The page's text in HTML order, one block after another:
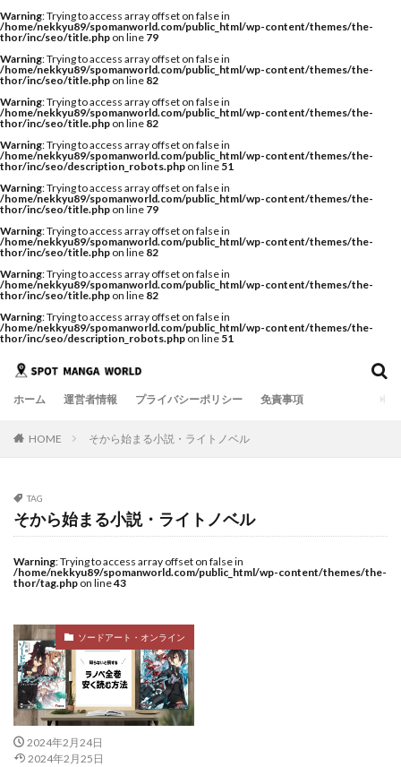
Warning: Trying to access array offset on false in
/home/nekkyu89/spomanworld.com/public_html/wp-content/themes/the-
thor/inc/seo/title.php on line 79
Warning: Trying to access array offset on false in
/home/nekkyu89/spomanworld.com/public_html/wp-content/themes/the-
thor/inc/seo/title.php on line 82
Warning: Trying to access array offset on false in
/home/nekkyu89/spomanworld.com/public_html/wp-content/themes/the-
thor/inc/seo/title.php on line 82
Warning: Trying to access array offset on false in
/home/nekkyu89/spomanworld.com/public_html/wp-content/themes/the-
thor/inc/seo/description_robots.php on line 51
Warning: Trying to access array offset on false in
/home/nekkyu89/spomanworld.com/public_html/wp-content/themes/the-
thor/inc/seo/title.php on line 79
Warning: Trying to access array offset on false in
/home/nekkyu89/spomanworld.com/public_html/wp-content/themes/the-
thor/inc/seo/title.php on line 82
Warning: Trying to access array offset on false in
/home/nekkyu89/spomanworld.com/public_html/wp-content/themes/the-
thor/inc/seo/title.php on line 82
Warning: Trying to access array offset on false in
/home/nekkyu89/spomanworld.com/public_html/wp-content/themes/the-
thor/inc/seo/description_robots.php on line 51
ホーム 運営者情報 プライバシーポリシー 免責事項
HOME そから始まる小説・ライトノベル
TAG
そから始まる小説・ライトノベル
Warning: Trying to access array offset on false in
/home/nekkyu89/spomanworld.com/public_html/wp-content/themes/the-
thor/tag.php on line43
ソードアート・オンライン
2024年2月24日
2024年2月25日